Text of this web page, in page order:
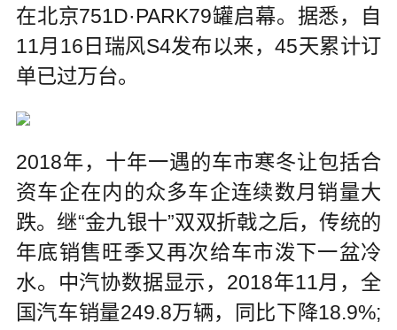
在北京751D·PARK79罐启幕。据悉，自
11月16日瑞风S4发布以来，45天累计订
单已过万台。
2018年，十年一遇的车市寒冬让包括合
资车企在内的众多车企连续数月销量大
跌。继“金九银十”双双折戟之后，传统的
年底销售旺季又再次给车市泼下一盆冷
水。中汽协数据显示，2018年11月，全
国汽车销量249.8万辆，同比下降18.9%;